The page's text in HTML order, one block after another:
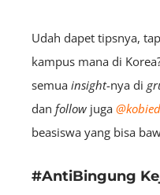
Udah dapet tipsnya,
kampus mana di
semua insight-nya di
dan follow juga
beasiswa yang bisa
#AntiBingung